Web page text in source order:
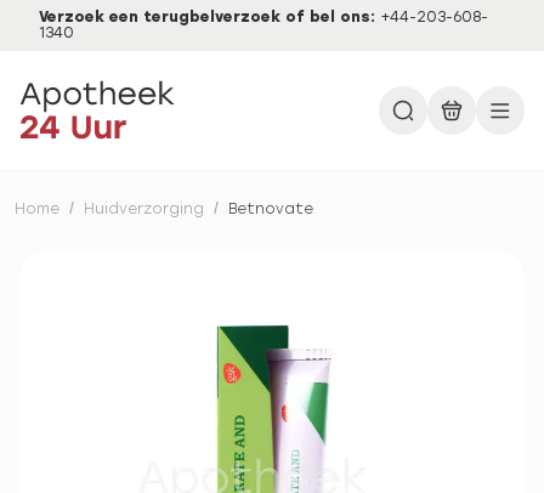
Verzoek een terugbelverzoek of bel ons: +44-203-608-
1340
Home / Huidverzorging / Betnovate